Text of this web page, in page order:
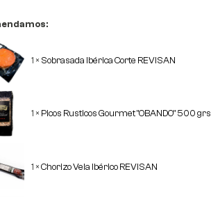
1 × Sobrasada Ibérica Corte REVISAN
1 × Picos Rusticos Gourmet "OBANDO" 500 grs
1 ×Chorizo Vela Ibérico REVISAN